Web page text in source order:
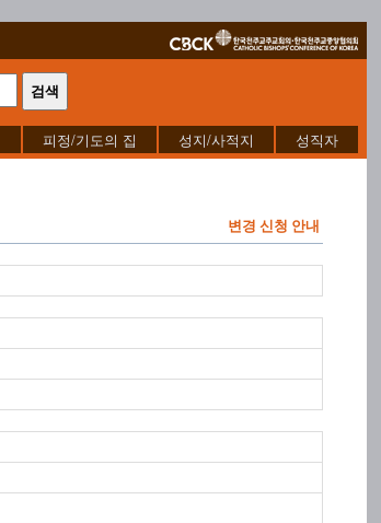
피정/기도의 집 성지/사적지 성직자
변경 신청 안내